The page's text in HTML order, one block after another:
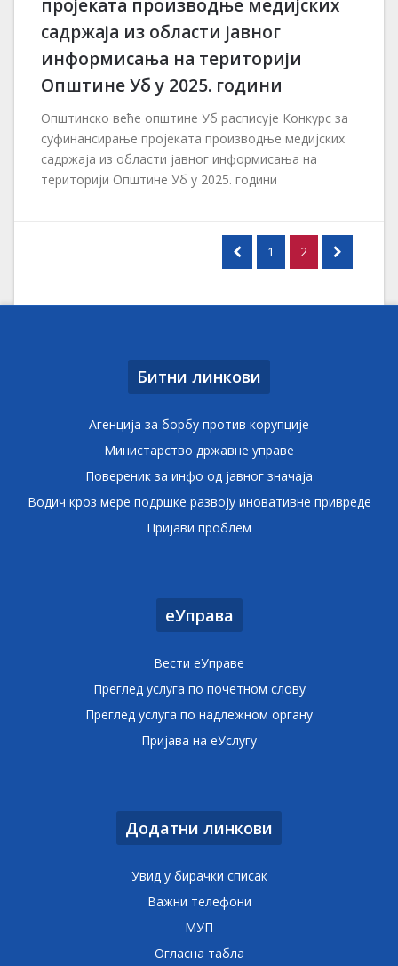
пројеката производње медијских
садржаја из области јавног
информисања на територији
Општине Уб у 2025. години
Општинско веће општине Уб расписује Конкурс за
суфинансирање пројеката производње медијских
садржаја из области јавног информисања на
територији Општине Уб у 2025. години
1 2
Битни линкови
Агенција за борбу против корупције
Министарство државне управе
Повереник за инфо од јавног значаја
Водич кроз мере подршке развоју иновативне привреде
Пријави проблем
еУправа
Вести еУправе
Преглед услуга по почетном слову
Преглед услуга по надлежном органу
Пријава на еУслугу
Додатни линкови
Увид у бирачки списак
Важни телефони
МУП
Огласна табла